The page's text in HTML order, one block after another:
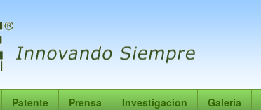
Patente Prensa Investigacion Galeria